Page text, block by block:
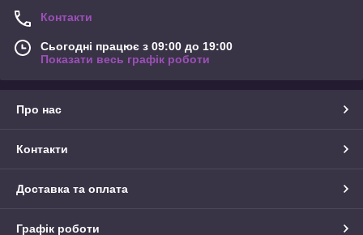
Контакти
Сьогодні працює з 09:00 до 19:00
Показати весь графік роботи
Про нас
Контакти
Доставка та оплата
Графік роботи